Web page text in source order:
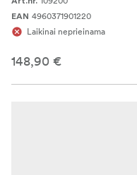
EAN 4960371901220
Laikinai neprieinama
148,90 €